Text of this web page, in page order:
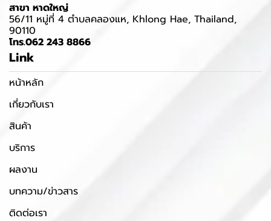
สาขา หาดใหญ่
56/11 หมู่ที่ 4 ตำบลคลองแห, Khlong Hae, Thailand,
90110
โทร.062 243 8866
Link
หน้าหลัก
เกี่ยวกับเรา
สินค้า
บริการ
ผลงาน
บทความ/ข่าวสาร
ติดต่อเรา